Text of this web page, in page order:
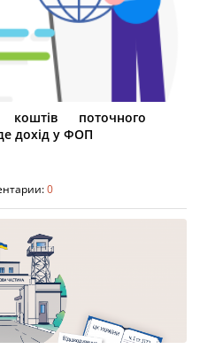
поточного
дохід у ФОП
0